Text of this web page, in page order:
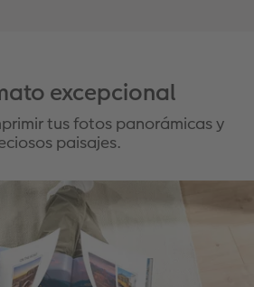
excepcional
tus fotos panorámicas y
paisajes.